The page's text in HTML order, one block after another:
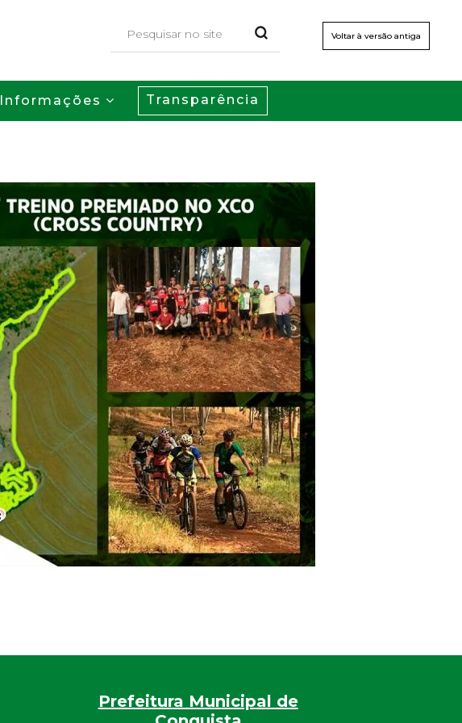
Voltar à versão antiga
Informações Transparência
Prefeitura Municipal de